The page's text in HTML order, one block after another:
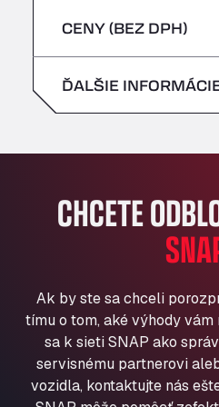
Bühlwiesenweg 15,
All 4 Trucks
American Truck Wash
Av. des Etats-Unis 90,
AP7 Salida 2, C/
Andamur Pamplona
A-15 Salida Imarcoain,
Aut A1 Exit 385, 01207
Anglia Motel
Washway Road, PE12 8LT
Anpol Sp. z o.o.
Ul. Torunska 147, 85884
nedeľa –
piatok –
nedeľa –
CENY (BEZ DPH)
ĎALŠIE
CHCETE
Ak by ste sa chceli
tímu o tom, aké výhody
sa k sieti SNAP ako
servisnému partnerovi
vozidla, kontaktujte nás